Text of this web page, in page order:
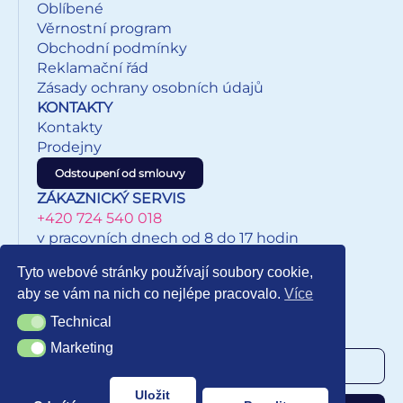
osobní cíle Vazba: šitá V8 Motiv: květinový Rozsah: 128
stran Rozměr: 9 x 17 cm Kalendárium: československé
týdenní Povrchy a zpracování obálky: matné lamino s
parciálním lakem Uvedená cena je za 1 ks.
Oblíbené
Věrnostní program
Obchodní podmínky
Reklamační řád
Zásady ochrany osobních údajů
KONTAKTY
Kontakty
Prodejny
Odstoupení od smlouvy
ZÁKAZNICKÝ SERVIS
+420 724 540 018
v pracovních dnech od 8 do 17 hodin
NEWSLETTER
Tyto webové stránky používají soubory cookie,
aby se vám na nich co nejlépe pracovalo.Více
TechnicalTechnical
MarketingMarketing
Uložit